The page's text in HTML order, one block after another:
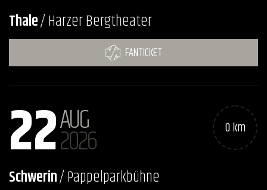
Thale/ Harzer Bergtheater
FANTICKET
22AUG
2026 0 km
Schwerin/ Pappelparkbühne